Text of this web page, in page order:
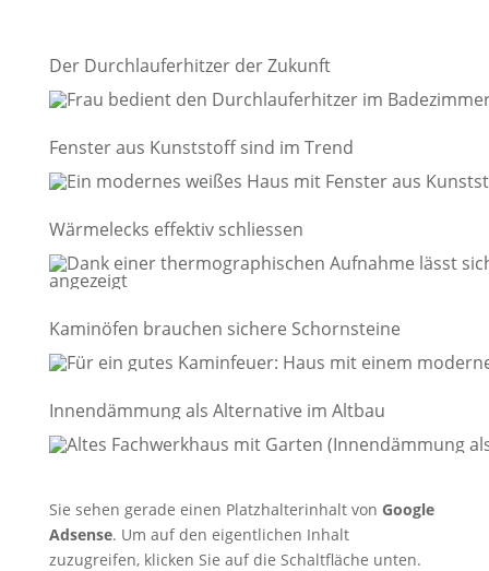
Der Durchlauferhitzer der Zukunft
Fenster aus Kunststoff sind im Trend
Wärmelecks effektiv schliessen
Kaminöfen brauchen sichere Schornsteine
Innendämmung als Alternative im Altbau
Sie sehen gerade einen Platzhalterinhalt von Google
Adsense. Um auf den eigentlichen Inhalt
zuzugreifen, klicken Sie auf die Schaltfläche unten.